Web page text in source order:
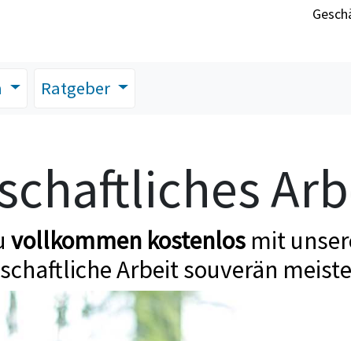
Ratgeber
vollkommen kostenlos mit
Arbeit souverän